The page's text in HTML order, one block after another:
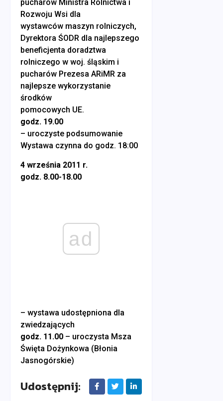
pucharów Ministra Rolnictwa i
Rozwoju Wsi dla
wystawców maszyn rolniczych,
Dyrektora ŚODR dla najlepszego
beneficjenta doradztwa
rolniczego w woj. śląskim i
pucharów Prezesa ARiMR za
najlepsze wykorzystanie
środków
pomocowych UE.
godz. 19.00
– uroczyste podsumowanie
Wystawa czynna do godz. 18:00
4 września 2011 r.
godz. 8.00-18.00
ad
– wystawa udostępniona dla
zwiedzających
godz. 11.00 – uroczysta Msza
Święta Dożynkowa (Błonia
Jasnogórskie)
Udostępnij: